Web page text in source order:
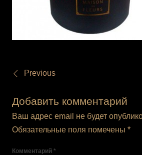
Previous
Добавить комментарий
Ваш адрес email не будет
Обязательные поля помечены *
Комментарий *